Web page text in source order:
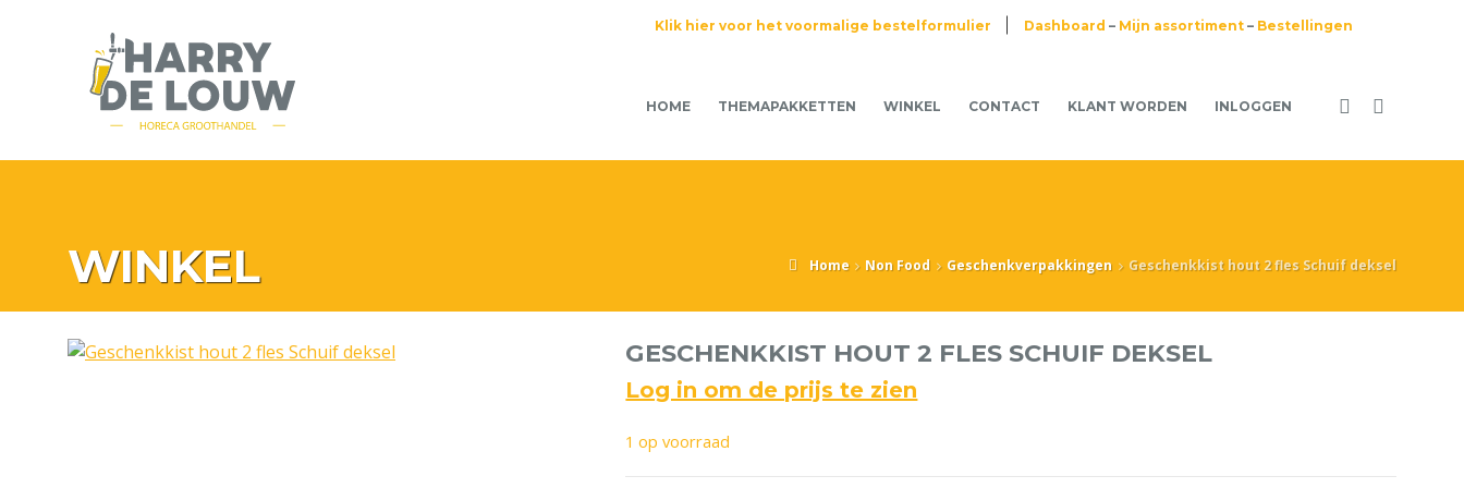
Klik hier voor het voormalige bestelformulier Dashboard – Mijn assortiment – Bestellingen
HOME THEMAPAKKETTEN WINKEL CONTACT KLANT WORDEN INLOGGEN
WINKEL Home Non Food Geschenkverpakkingen Geschenkkist hout 2 fles Schuif deksel
GESCHENKKIST HOUT 2 FLES SCHUIF DEKSEL
Log in om de prijs te zien
1 op voorraad